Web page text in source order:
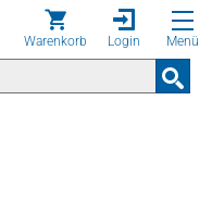
Warenkorb Login Menü